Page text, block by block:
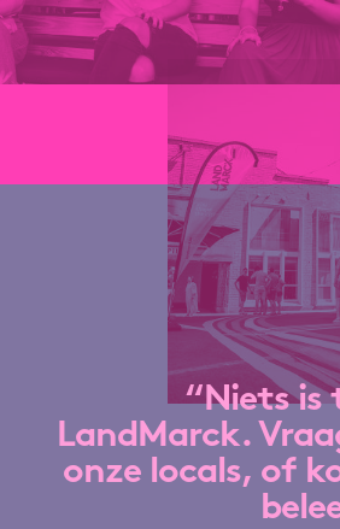
“Niets is
LandMarck.
onze locals, of